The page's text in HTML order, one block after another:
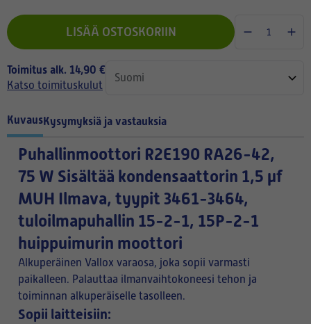
LISÄÄ OSTOSKORIIN
Toimitus alk. 14,90 €
Katso toimituskulut
KuvausKysymyksiä ja vastauksia
Puhallinmoottori R2E190 RA26-42,
75 W Sisältää kondensaattorin 1,5 µf
MUH Ilmava, tyypit 3461-3464,
tuloilmapuhallin 15-2-1, 15P-2-1
huippuimurin moottori
Alkuperäinen Vallox varaosa, joka sopii varmasti
paikalleen. Palauttaa ilmanvaihtokoneesi tehon ja
toiminnan alkuperäiselle tasolleen.
Sopii laitteisiin: